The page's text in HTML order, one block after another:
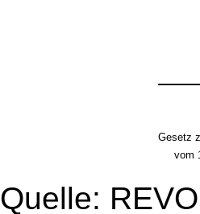
Gesetz
vom
Quelle: